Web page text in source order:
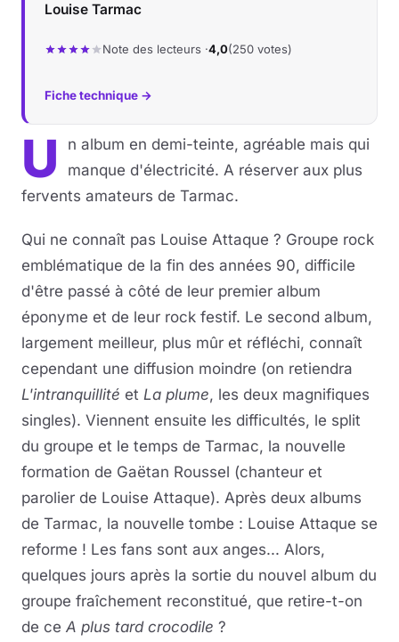
Louise Tarmac
Note des lecteurs ·4,0(250 votes)
Fiche technique →
U
n album en demi-teinte, agréable mais qui
manque d'électricité. A réserver aux plus
fervents amateurs de Tarmac.
Qui ne connaît pas Louise Attaque ? Groupe rock
emblématique de la fin des années 90, difficile
d'être passé à côté de leur premier album
éponyme et de leur rock festif. Le second album,
largement meilleur, plus mûr et réfléchi, connaît
cependant une diffusion moindre (on retiendra
L'intranquillité et La plume, les deux magnifiques
singles). Viennent ensuite les difficultés, le split
du groupe et le temps de Tarmac, la nouvelle
formation de Gaëtan Roussel (chanteur et
parolier de Louise Attaque). Après deux albums
de Tarmac, la nouvelle tombe : Louise Attaque se
reforme ! Les fans sont aux anges... Alors,
quelques jours après la sortie du nouvel album du
groupe fraîchement reconstitué, que retire-t-on
de ce A plus tard crocodile ?